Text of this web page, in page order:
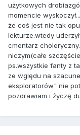
użytkowych
momencie
że coś jest nie tak
lekturze.wtedy
cmentarz
niczym(całe
ps.wszystkie fanty z
ze wględu na
eksploratorów" nie
pozdrawiam i życzę